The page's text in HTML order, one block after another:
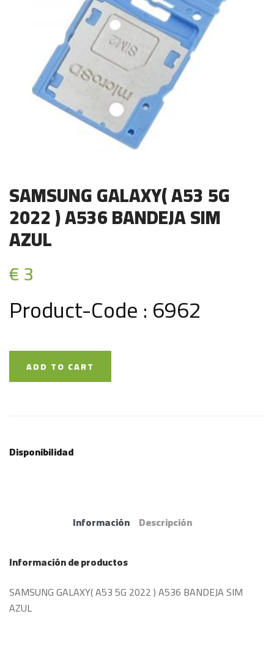
SAMSUNG GALAXY( A53 5G
2022 ) A536 BANDEJA SIM
AZUL
€ 3
Product-Code : 6962
ADD TO CART
Disponibilidad
Información Descripción
Información de productos
SAMSUNG GALAXY( A53 5G 2022 ) A536 BANDEJA SIM
AZUL